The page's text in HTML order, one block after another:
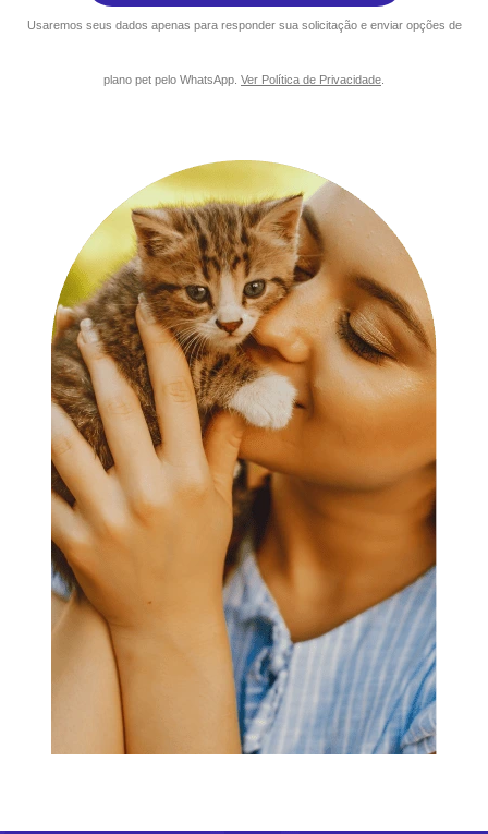
Usaremos seus dados apenas para responder sua solicitação e enviar opções de
plano pet pelo WhatsApp. Ver Política de Privacidade